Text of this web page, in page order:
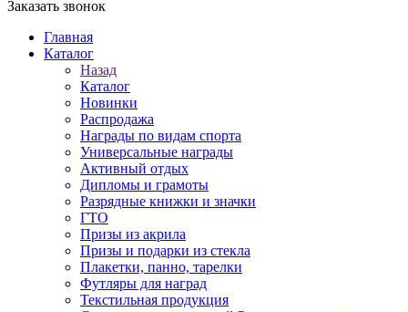
Заказать звонок
Главная
Каталог
Назад
Каталог
Новинки
Распродажа
Награды по видам спорта
Универсальные награды
Активный отдых
Дипломы и грамоты
Разрядные книжки и значки
ГТО
Призы из акрила
Призы и подарки из стекла
Плакетки, панно, тарелки
Футляры для наград
Текстильная продукция